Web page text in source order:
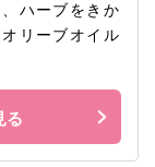
ハーブをきか
リーブオイル
る